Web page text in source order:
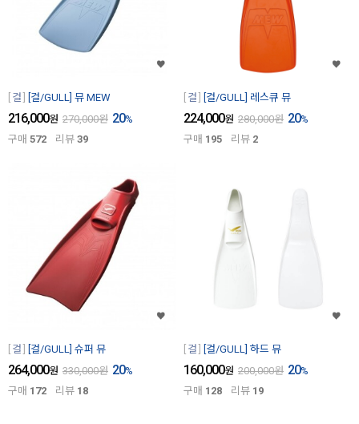
걸 [걸/GULL] 뮤 MEW
216,000원 270,000원 20%
구매 572 리뷰 39
걸 [걸/GULL] 레스큐 뮤
224,000원 280,000원 20%
구매 195 리뷰 2
걸 [걸/GULL] 슈퍼 뮤
264,000원 330,000원 20%
구매 172 리뷰 18
걸 [걸/GULL] 하드 뮤
160,000원 200,000원 20%
구매 128 리뷰 19